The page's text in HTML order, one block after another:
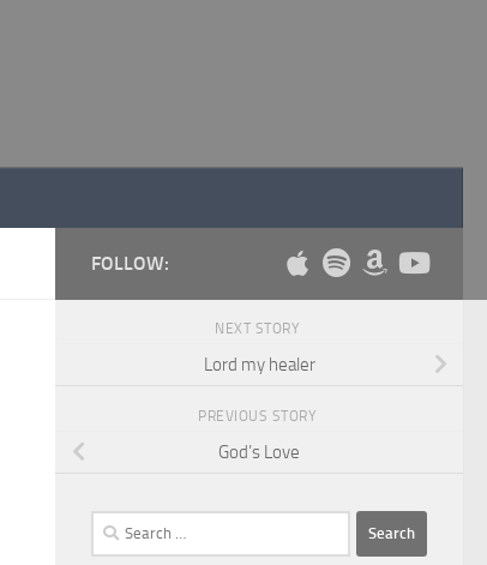
FOLLOW:
NEXT STORY
Lord my healer
PREVIOUS STORY
God’s Love
Search
for: